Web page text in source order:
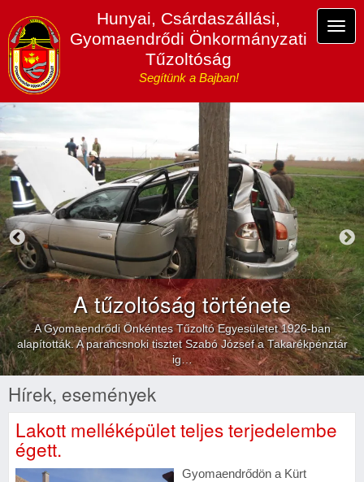
tartalomra
Hunyai, Csárdaszállási,
Gyomaendrődi Önkormányzati
Tűzoltóság
Segítünk a Bajban!
A tűzoltóság története
A Gyomaendrődi Önkéntes Tűzoltó Egyesületet 1926-ban
alapították. A parancsnoki tisztet Szabó József a Takarékpénztár
ig…
Hírek, események
Lakott melléképület teljes terjedelembe
égett.
Gyomaendrődön a Kürt